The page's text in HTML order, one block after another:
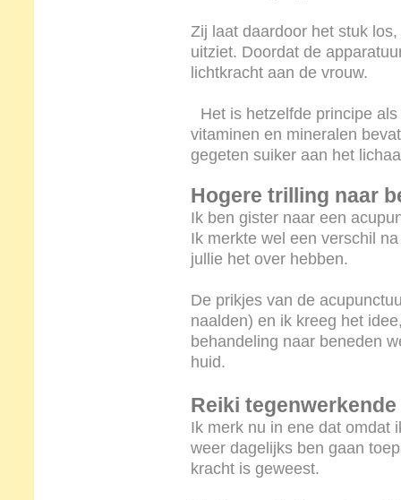
Zij laat daardoor het stuk
uitziet. Doordat de
lichtkracht aan de vrouw.
Het is hetzelfde principe
vitaminen en mineralen
gegeten suiker aan het
Hogere trilling naar
Ik ben gister naar een
Ik merkte wel een verschil
jullie het over hebben.
De prikjes van de
naalden) en ik kreeg het
behandeling naar beneden
huid.
Reiki
Ik merk nu in ene dat omdat
weer dagelijks ben gaan
kracht is geweest.